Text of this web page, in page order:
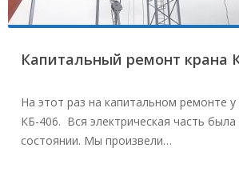
Капитальный ремонт крана
На этот раз на капитальном ремонте
КБ-406. Вся электрическая часть
состоянии. Мы произвели…